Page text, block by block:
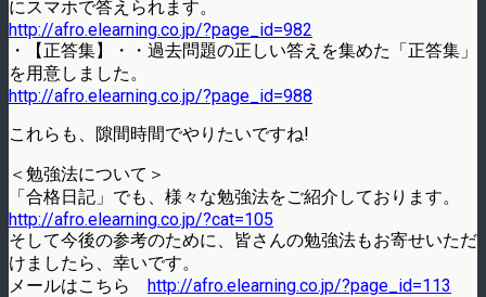
にスマホで答えられます。
http://afro.elearning.co.jp/?page_id=982
・【正答集】・・過去問題の正しい答えを集めた「正答集」
を用意しました。
http://afro.elearning.co.jp/?page_id=988
これらも、隙間時間でやりたいですね!
＜勉強法について＞
「合格日記」でも、様々な勉強法をご紹介しております。
http://afro.elearning.co.jp/?cat=105
そして今後の参考のために、皆さんの勉強法もお寄せいただ
けましたら、幸いです。
メールはこちら http://afro.elearning.co.jp/?page_id=113